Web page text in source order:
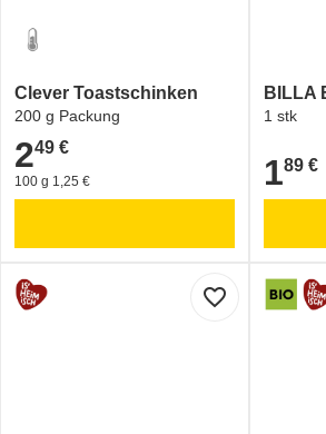
Clever Toastschinken
200 g Packung
2,49 €
249 €
100 g 1,25 €
BILLA
1 stk
1,89 €
189 €
favorite_border